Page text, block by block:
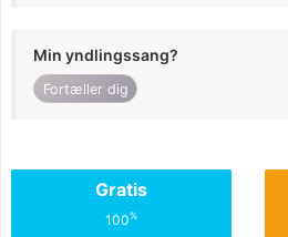
Min yndlingssang?
Fortæller dig
Gratis
100%